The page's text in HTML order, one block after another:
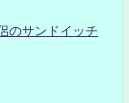
のサンドイッチ